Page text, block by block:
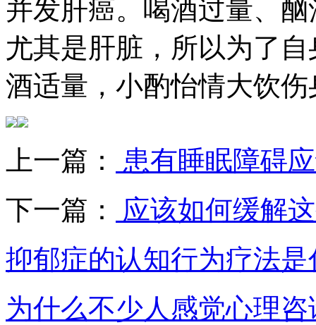
并发肝癌。喝酒过量、
尤其是肝脏，所以为了
酒适量，小酌怡情大饮伤
上一篇：
患有睡眠障碍
下一篇：
应该如何缓解
抑郁症的认知行为疗法
为什么不少人感觉心理